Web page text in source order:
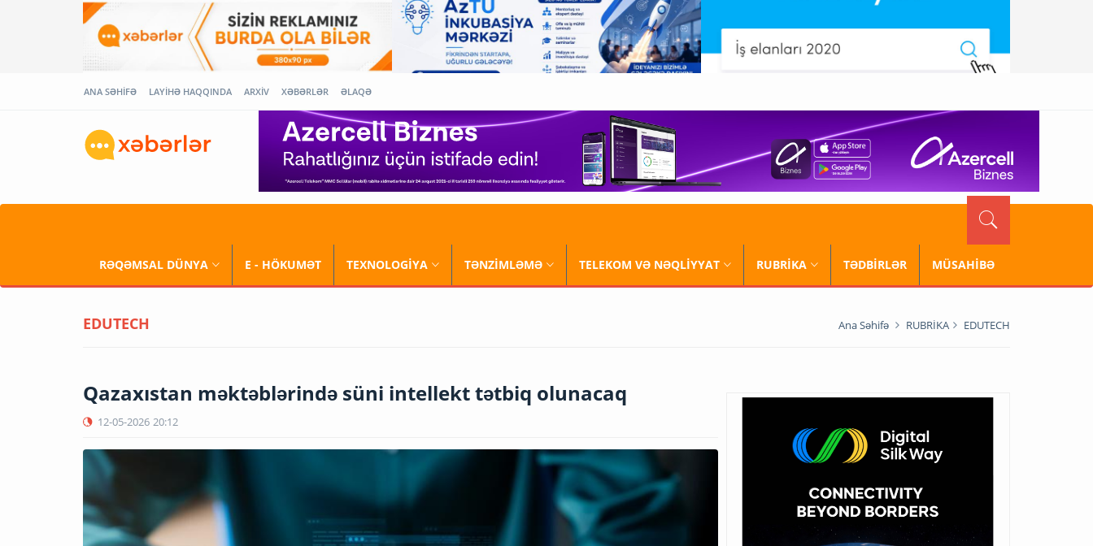
ANA SƏHİFƏ LAYİHƏ HAQQINDA ARXİV XƏBƏRLƏR ƏLAQƏ
RƏQƏMSAL DÜNYA E - HÖKUMƏT TEXNOLOGİYA TƏNZİMLƏMƏ TELEKOM VƏ NƏQLİYYAT RUBRİKA TƏDBİRLƏR MÜSAHİBƏ
EDUTECH Ana Səhifə RUBRİKA EDUTECH
Qazaxıstan məktəblərində süni intellekt tətbiq olunacaq
12-05-2026 20:12